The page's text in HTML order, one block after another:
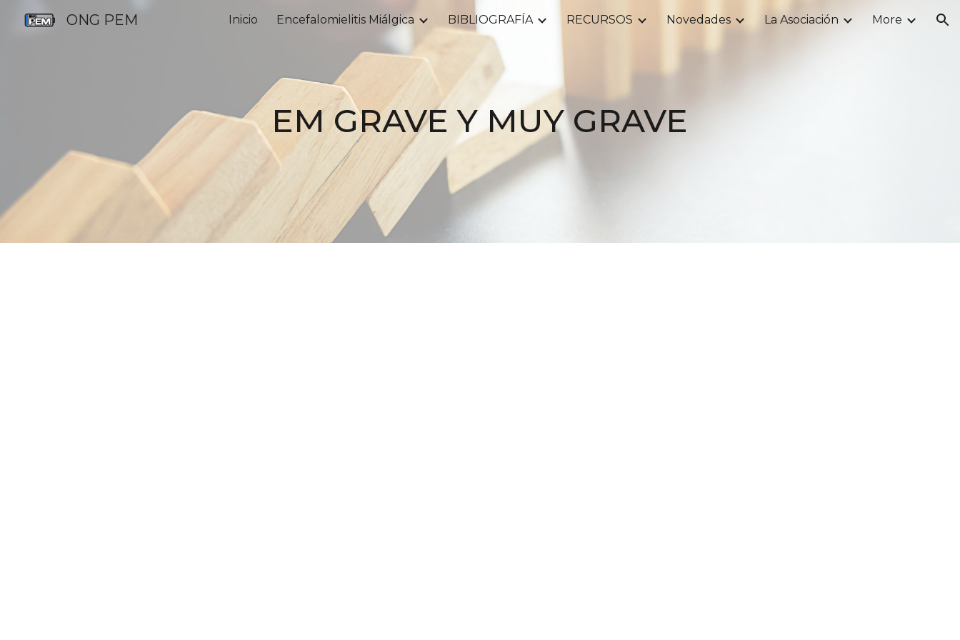
Skip to main content Skip to navigation
ONG PEM Inicio Encefalomielitis Miálgica BIBLIOGRAFÍA RECURSOS Novedades La Asociación More
EM GRAVE Y MUY GRAVE